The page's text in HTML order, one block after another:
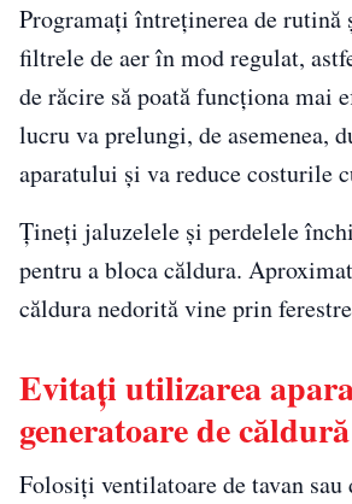
Programați întreținerea de rutină
filtrele de aer în mod regulat,
de răcire să poată funcționa mai
lucru va prelungi, de asemenea,
aparatului și va reduce costurile
Țineți jaluzelele și perdelele
pentru a bloca căldura.
căldura nedorită vine prin
Evitați utilizarea
generatoare de căldură
Folosiți ventilatoare de tavan